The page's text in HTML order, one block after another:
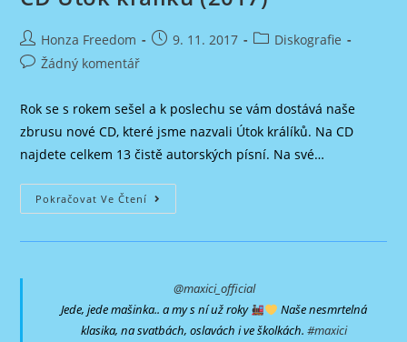
Autor
příspěvku
Honza Freedom
Příspěvek
9. 11. 2017
RubrikyDiskografie
Komentáře
příspěvku
Žádný komentář
Rok se s rokem sešel a k poslechu se vám dostává naše
zbrusu nové CD, které jsme nazvali Útok králíků. Na CD
najdete celkem 13 čistě autorských písní. Na své…
Pokračovat Ve Čtení CD
Útok
(2017)
@maxici_official
Jede, jede mašinka.. a my s ní už roky
Naše nesmrtelná
klasika, na svatbách, oslavách i ve školkách. #maxici